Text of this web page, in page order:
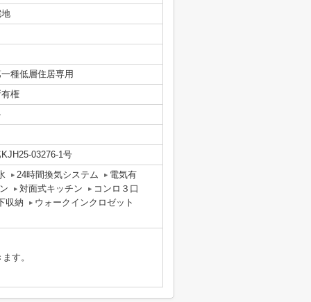
種低層住居専用
権
03276-1号
24時間換気システム
電気有
対面式キッチン
コンロ３口
収納
ウォークインクロゼット
す。